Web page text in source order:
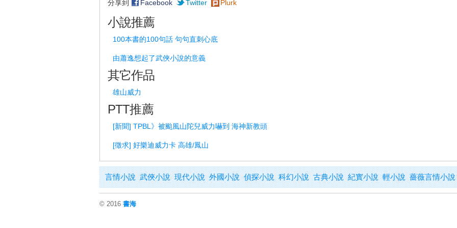
分享到 Facebook Twitter Plurk
小說推薦
100本書的100句話 句句直刺心底
由蕭逸想起了武俠小說的意義
其它作品
雄山威力
PTT推薦
[新聞] TPBL》被颱風山陀兒威力嚇到 海神新教頭
[徵求] 好樂迪威力卡 高雄/鳳山
言情小說 武俠小說 現代小說 外國小說 偵探小說 科幻小說 古典小說 紀實小說 輕小說 薔薇言情小說
© 2016 書海